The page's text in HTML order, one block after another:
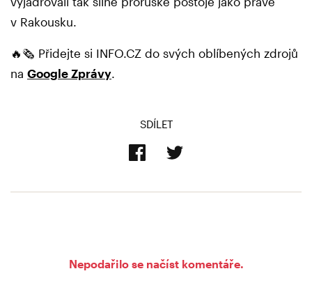
v Rakousku.
🔥🗞️ Přidejte si INFO.CZ do svých oblíbených zdrojů
na Google Zprávy
SDÍLET
Nepodařilo se načíst komentáře.